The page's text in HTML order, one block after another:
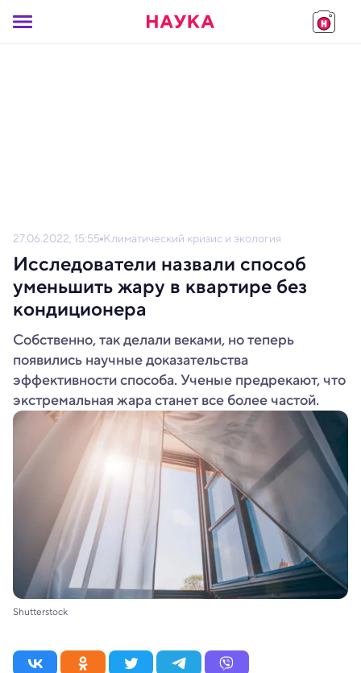
27.06.2022, 15:55 Климатический кризис и экология
Исследователи назвали способ
уменьшить жару в квартире без
кондиционера
Собственно, так делали веками, но теперь
появились научные доказательства
эффективности способа. Ученые предрекают, что
экстремальная жара станет все более частой.
Shutterstock